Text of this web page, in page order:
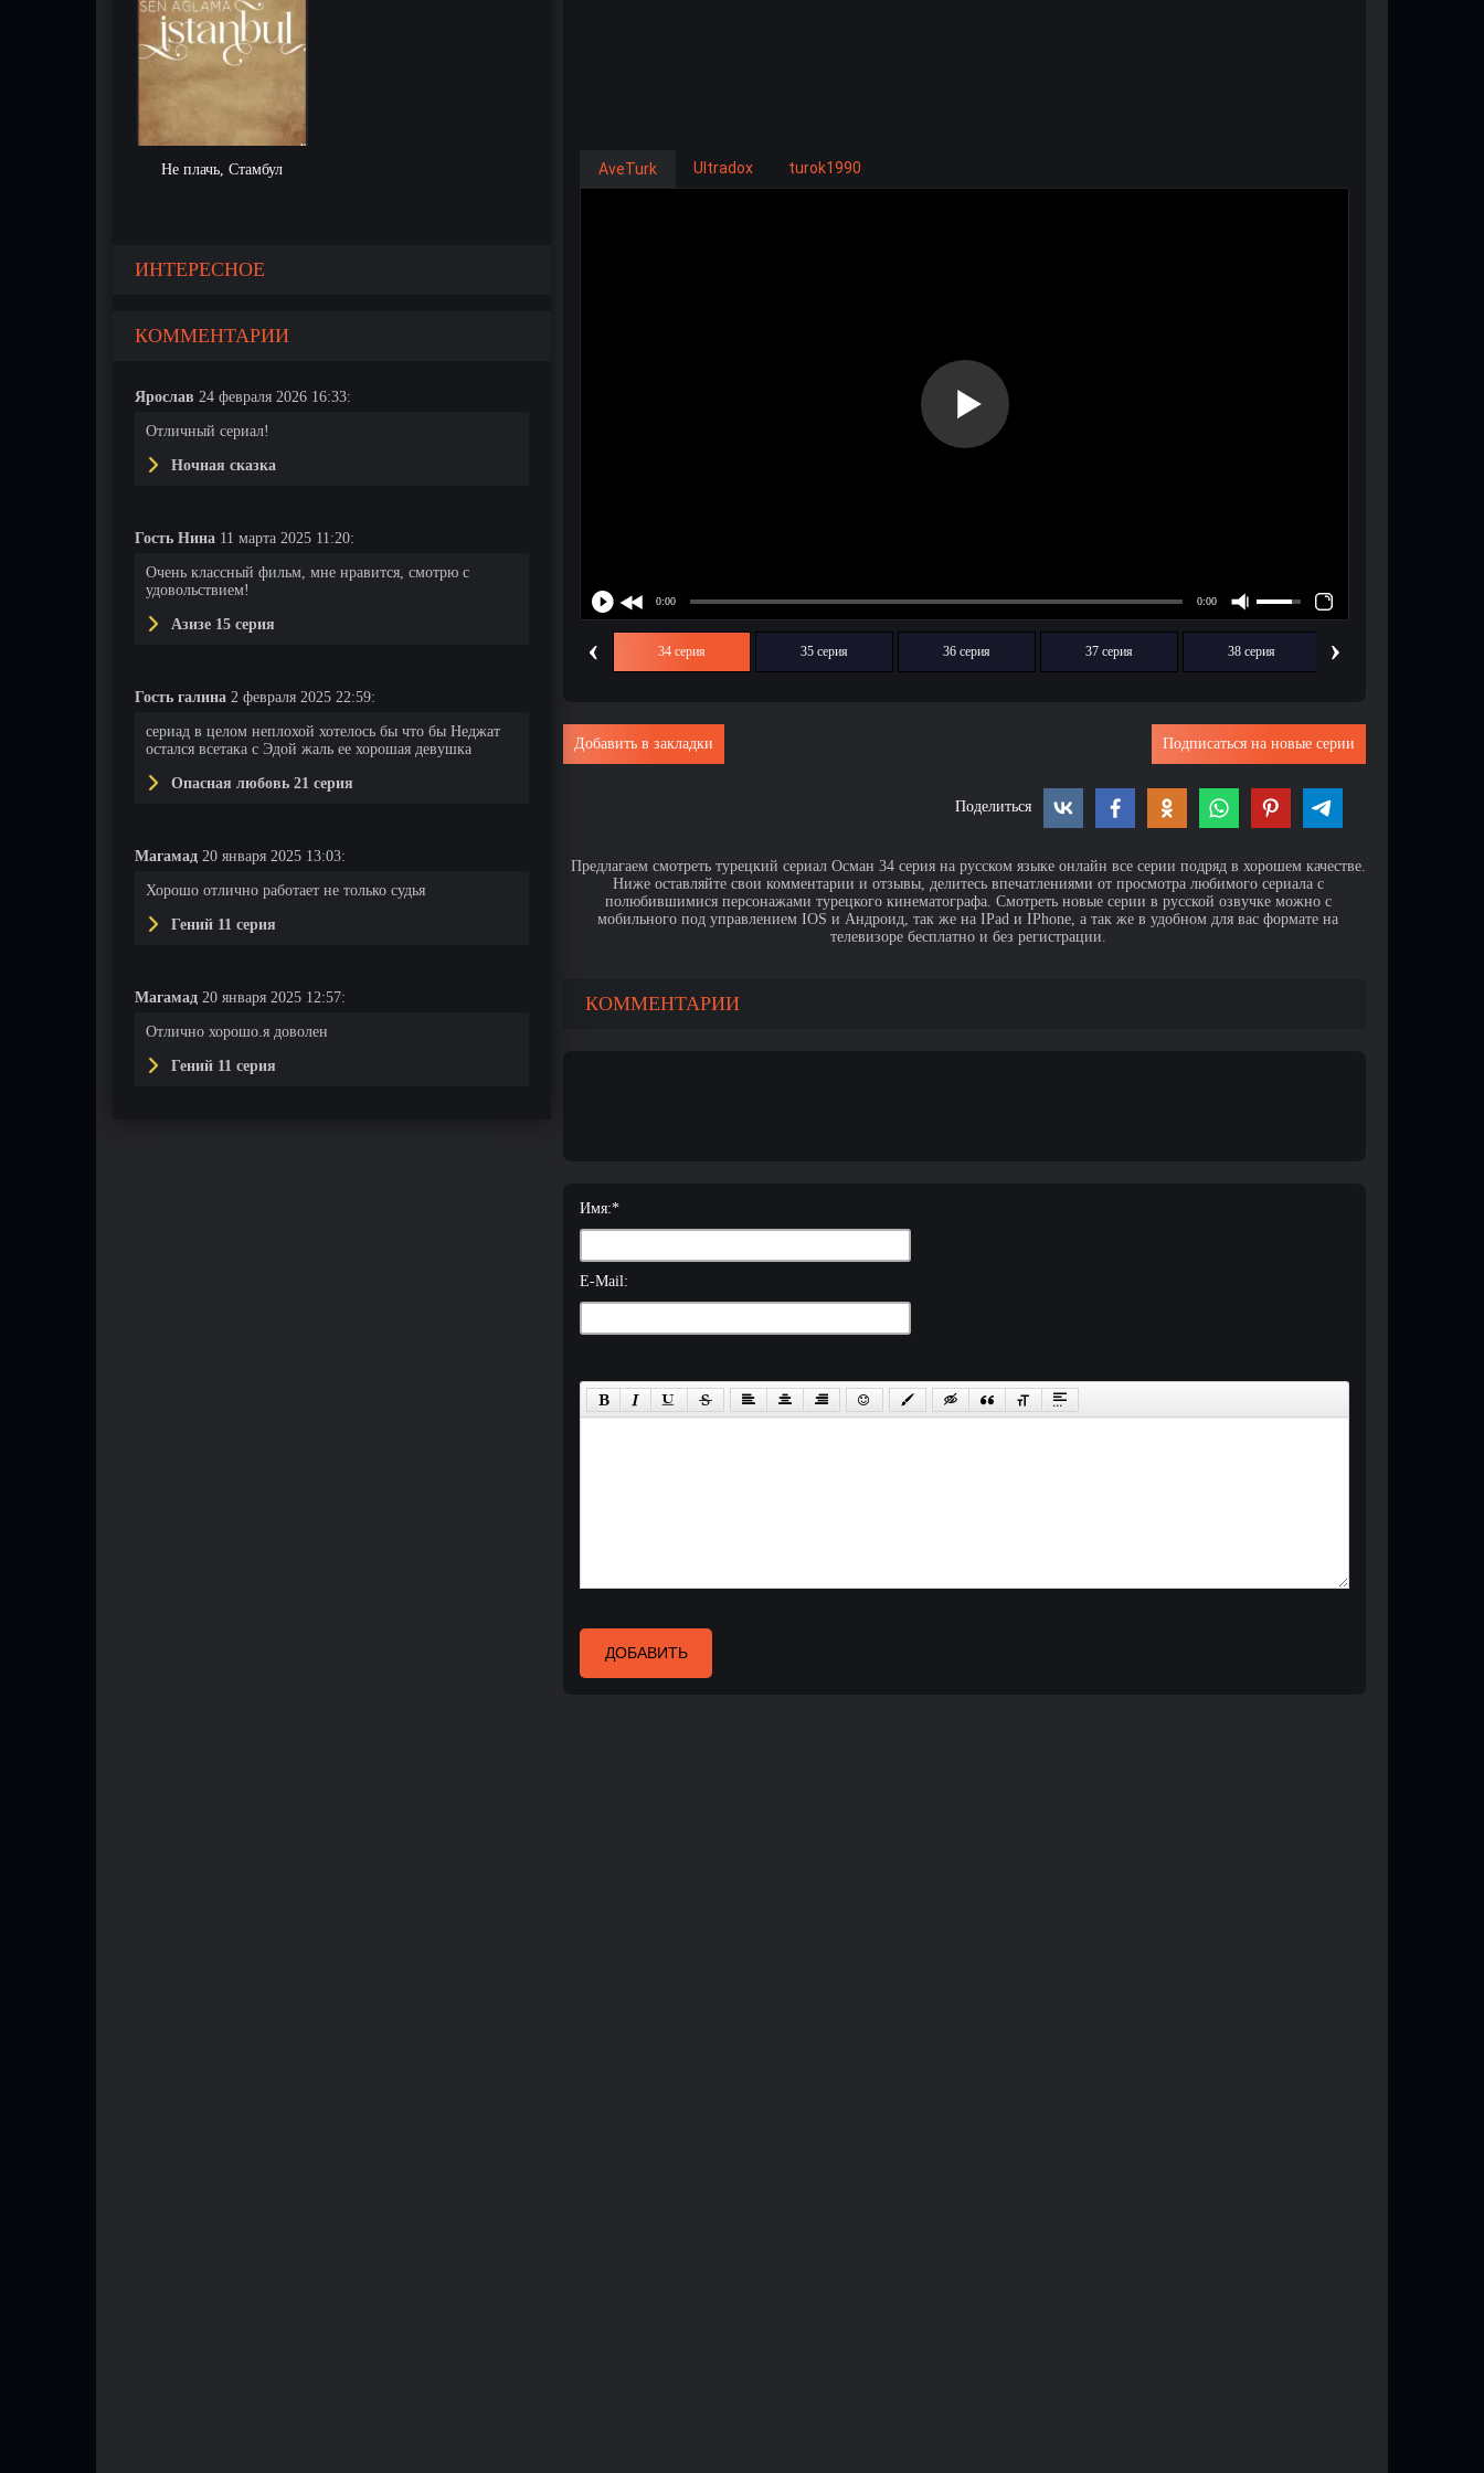
Не плачь, Стамбул
ИНТЕРЕСНОЕ
КОММЕНТАРИИ
Ярослав 24 февраля 2026 16:33:
Отличный сериал!
Ночная сказка
Гость Нина 11 марта 2025 11:20:
Очень классный фильм, мне нравится, смотрю с
удовольствием!
Азизе 15 серия
Гость галина 2 февраля 2025 22:59:
сериад в целом неплохой хотелось бы что бы Неджат
остался всетака с Эдой жаль ее хорошая девушка
Опасная любовь 21 серия
Магамад 20 января 2025 13:03:
Хорошо отлично работает не только судья
Гений 11 серия
Магамад 20 января 2025 12:57:
Отлично хорошо.я доволен
Гений 11 серия
AveTurk Ultradox turok1990
‹ 34 серия 35 серия 36 серия 37 серия 38 серия ›
Подписаться на новые серии
Добавить в закладки
Поделиться
Предлагаем смотреть турецкий сериал Осман 34 серия на русском языке онлайн все серии подряд в хорошем качестве.
Ниже оставляйте свои комментарии и отзывы, делитесь впечатлениями от просмотра любимого сериала с
полюбившимися персонажами турецкого кинематографа. Смотреть новые серии в русской озвучке можно с
мобильного под управлением IOS и Андроид, так же на IPad и IPhone, а так же в удобном для вас формате на
телевизоре бесплатно и без регистрации.
КОММЕНТАРИИ
Имя:*
E-Mail:
ДОБАВИТЬ